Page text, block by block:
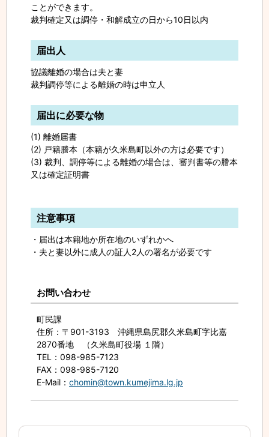
ことができます。
裁判確定又は調停・和解成立の日から10日以内
届出人
協議離婚の場合は夫と妻
裁判調停等による離婚の時は申立人
届出に必要な物
(1) 離婚届書
(2) 戸籍謄本（本籍が久米島町以外の方は必要です）
(3) 裁判、調停等による離婚の場合は、審判書等の謄本
又は確定証明書
注意事項
・届出は本籍地か所在地のいずれかへ
・夫と妻以外に成人の証人2人の署名が必要です
お問い合わせ
町民課
住所 ：〒901-3193 沖縄県島尻郡久米島町字比嘉
2870番地 （久米島町役場 １階）
TEL ：098-985-7123
FAX ：098-985-7120
E-Mail ： chomin@town.kumejima.lg.jp